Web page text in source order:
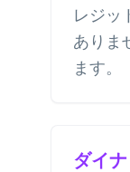
レジッ
ありま
ます。
ダイ